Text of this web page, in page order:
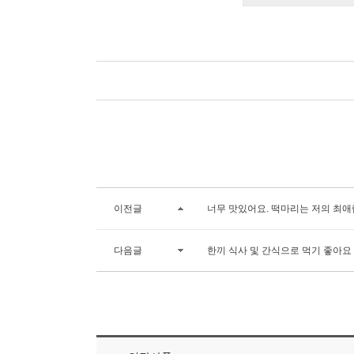
이전글 너무 맛있어요. 떡마리는 저의 최애
다음글 한끼 식사 및 간식으로 먹기 좋아요